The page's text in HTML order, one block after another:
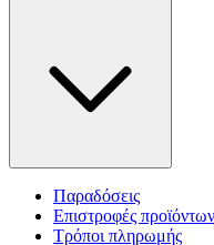
Παραδόσεις
Επιστροφές προϊόντων
Τρόποι πληρωμής